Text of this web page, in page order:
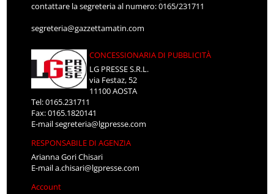
contattare la segreteria al numero: 0165/231711
segreteria@gazzettamatin.com
CONCESSIONARIA DI PUBBLICITÀ
LG PRESSE S.R.L.
via Festaz, 52
11100 AOSTA
Tel: 0165.231711
Fax: 0165.1820141
E-mailsegreteria@lgpresse.com
RESPONSABILE DI AGENZIA
Arianna Gori Chisari
E-maila.chisari@lgpresse.com
Account